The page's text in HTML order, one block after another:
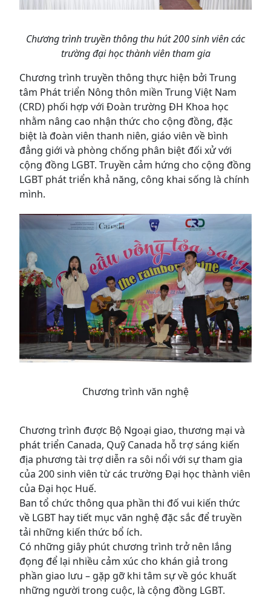
Chương trình truyền thông thu hút 200 sinh viên các
trường đại học thành viên tham gia
Chương trình truyền thông thực hiện bởi Trung
tâm Phát triển Nông thôn miền Trung Việt Nam
(CRD) phối hợp với Đoàn trường ĐH Khoa học
nhằm nâng cao nhận thức cho cộng đồng, đặc
biệt là đoàn viên thanh niên, giáo viên về bình
đẳng giới và phòng chống phân biệt đối xử với
cộng đồng LGBT. Truyền cảm hứng cho cộng đồng
LGBT phát triển khả năng, công khai sống là chính
mình.
Chương trình văn nghệ
Chương trình được Bộ Ngoại giao, thương mại và
phát triển Canada, Quỹ Canada hỗ trợ sáng kiến
địa phương tài trợ diễn ra sôi nổi với sự tham gia
của 200 sinh viên từ các trường Đại học thành viên
của Đại học Huế.
Ban tổ chức thông qua phần thi đố vui kiến thức
về LGBT hay tiết mục văn nghệ đặc sắc để truyền
tải những kiến thức bổ ích.
Có những giây phút chương trình trở nên lắng
đọng để lại nhiều cảm xúc cho khán giả trong
phần giao lưu – gặp gỡ khi tâm sự về góc khuất
những người trong cuộc, là cộng đồng LGBT.